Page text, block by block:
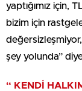
yaptığımız için,
bizim için
şey yolunda”
“ KENDİ